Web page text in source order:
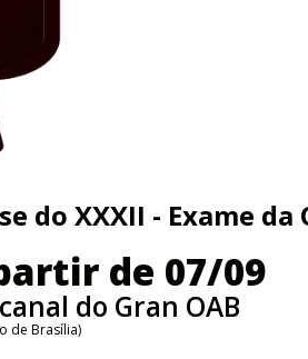
do XXXII - Exame da
de 07/09
do Gran OAB
de Brasília)